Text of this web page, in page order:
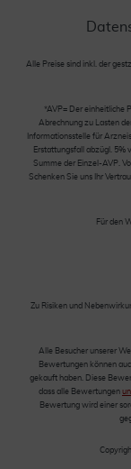
Alle Preise sind inkl. der
*AVP= Der einheitliche
Abrechnung zu Lasten
Informationsstelle für
Erstattungsfall abzügl. 5%
Summe der Einzel-AVP.
Schenken Sie uns Ihr
Für den
Zu Risiken und
Alle Besucher unserer
Bewertungen können
gekauft haben. Diese
dass alle Bewertungen
Bewertung wird einer